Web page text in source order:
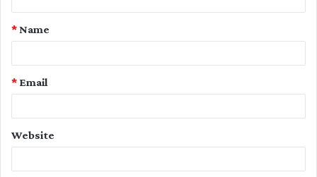
t
Name
*
Email
*
Website